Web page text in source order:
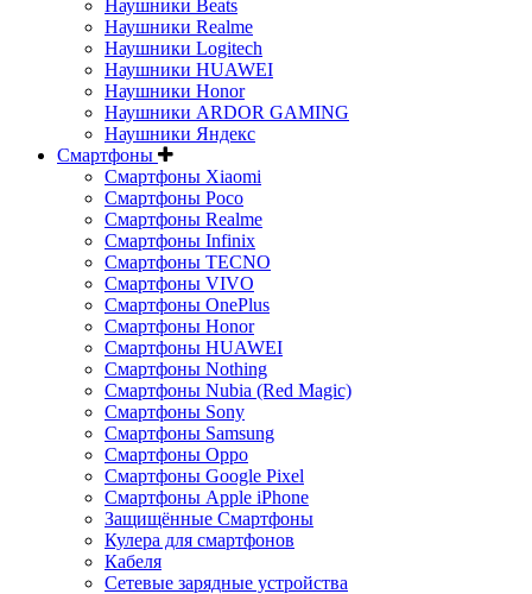
Наушники Beats
Наушники Realme
Наушники Logitech
Наушники HUAWEI
Наушники Honor
Наушники ARDOR GAMING
Наушники Яндекс
Смартфоны
Смартфоны Xiaomi
Смартфоны Poco
Смартфоны Realme
Смартфоны Infinix
Смартфоны TECNO
Смартфоны VIVO
Смартфоны OnePlus
Смартфоны Honor
Смартфоны HUAWEI
Смартфоны Nothing
Смартфоны Nubia (Red Magic)
Смартфоны Sony
Смартфоны Samsung
Смартфоны Oppo
Смартфоны Google Pixel
Смартфоны Apple iPhone
Защищённые Смартфоны
Кулера для смартфонов
Кабеля
Сетевые зарядные устройства